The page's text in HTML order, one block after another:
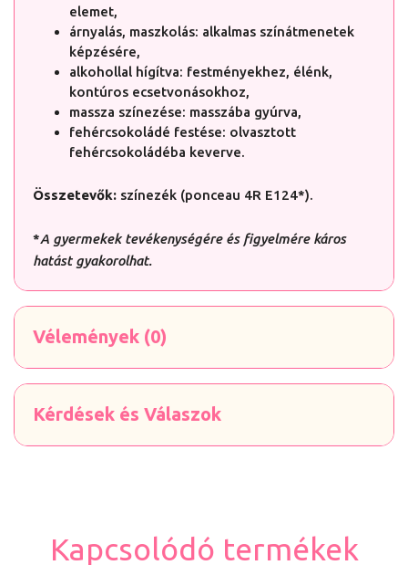
elemet,
árnyalás, maszkolás: alkalmas színátmenetek
képzésére,
alkohollal hígítva: festményekhez, élénk,
kontúros ecsetvonásokhoz,
massza színezése: masszába gyúrva,
fehércsokoládé festése: olvasztott
fehércsokoládéba keverve.
Összetevők: színezék (ponceau 4R E124*).
*A gyermekek tevékenységére és figyelmére káros
hatást gyakorolhat.
Vélemények (0)
Kérdések és Válaszok
Kapcsolódó termékek